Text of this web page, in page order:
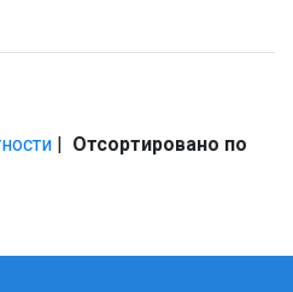
| Отсортировано по